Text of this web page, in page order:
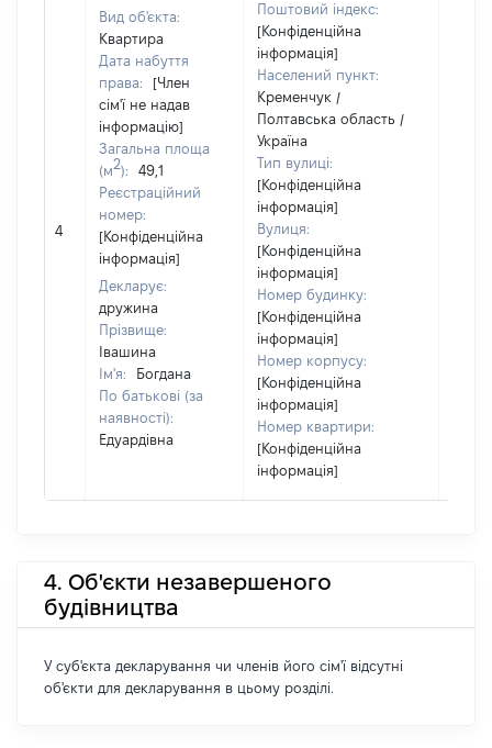
4
Вид об'єкта:
Квартира
Дата набуття
права:
[Член
сім'ї не надав
інформацію]
Загальна площа
(м2):
49,1
Реєстраційний
номер:
[Конфіденційна
інформація]
Декларує:
дружина
Прізвище:
Івашина
Ім'я:
Богдана
По батькові (за
наявності):
Едуардівна
Поштовий індекс:
[Конфіденційна
інформація]
Населений пункт:
Кременчук /
Полтавська область /
Україна
Тип вулиці:
[Конфіденційна
інформація]
Вулиця:
[Конфіденційна
інформація]
Номер будинку:
[Конфіденційна
інформація]
Номер корпусу:
[Конфіденційна
інформація]
Номер квартири:
[Конфіденційна
інформація]
4. Об'єкти незавершеного
будівництва
У суб'єкта декларування чи членів його сім'ї відсутні
об'єкти для декларування в цьому розділі.